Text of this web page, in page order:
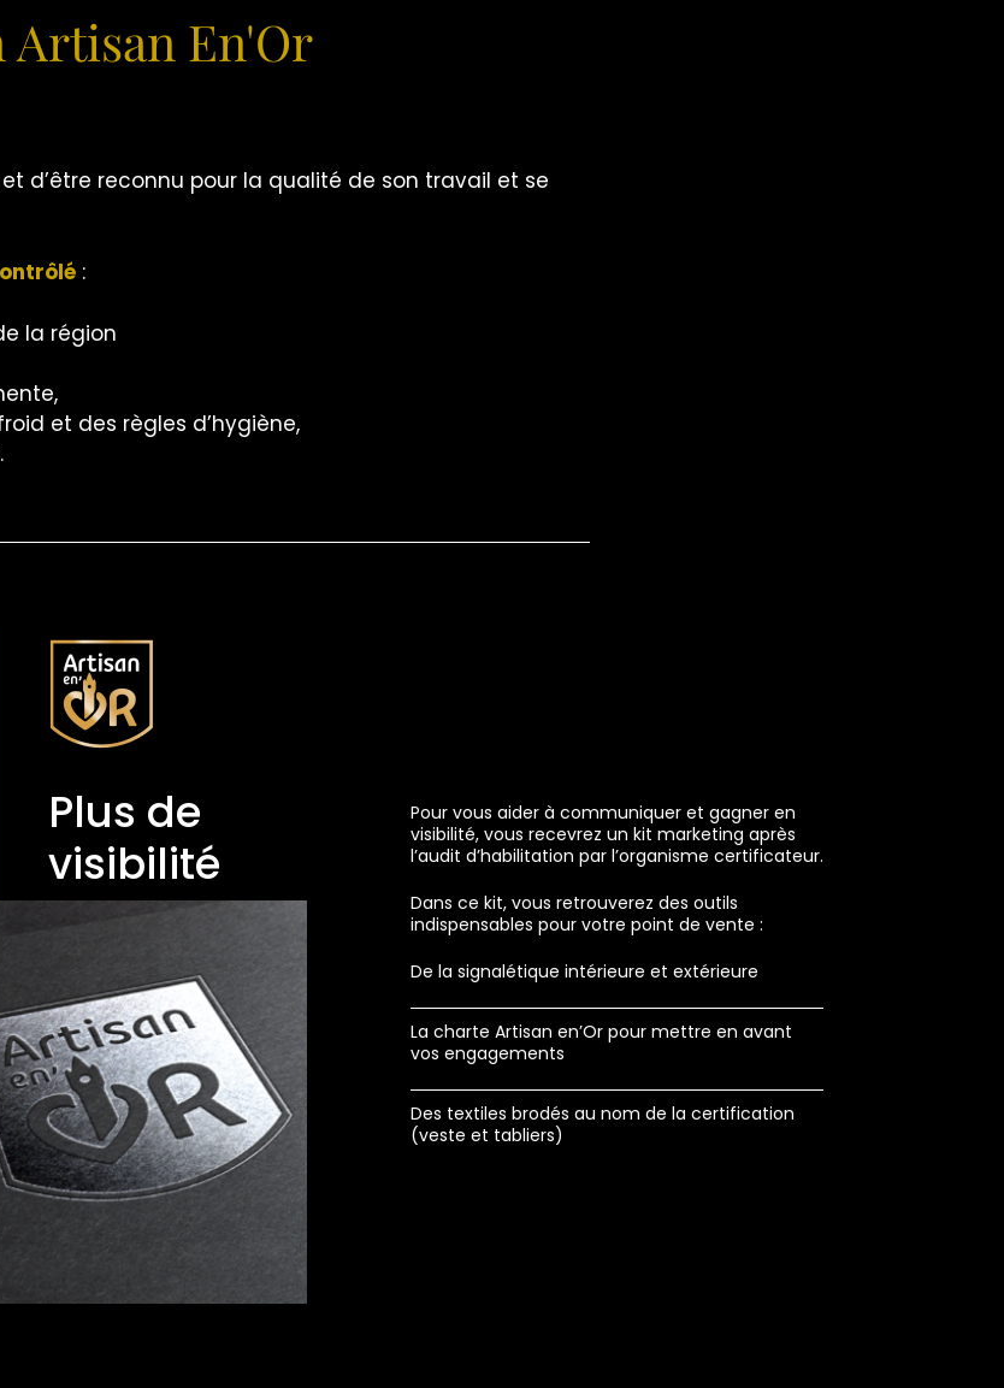
En'Or
d’être reconnu pour la qualité de son travail et se
:
la région
et des règles d’hygiène,
Plus de
visibilité
Pour vous aider à communiquer et gagner en
visibilité, vous recevrez un kit marketing après
l’audit d’habilitation par l’organisme certificateur.
Dans ce kit, vous retrouverez des outils
indispensables pour votre point de vente :
De la signalétique intérieure et extérieure
La charte Artisan en’Or pour mettre en avant
vos engagements
Des textiles brodés au nom de la certification
(veste et tabliers)